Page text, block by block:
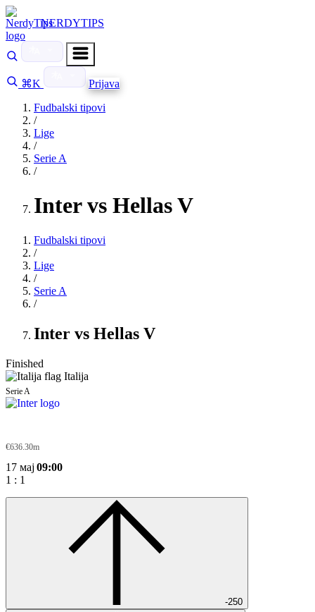
NERDYTIPS
⌘K
Prijava
Fudbalski tipovi
/
Lige
/
Serie A
/
Inter vs Hellas V
Fudbalski tipovi
/
Lige
/
Serie A
/
Inter vs Hellas V
Finished
Italija
Serie A
€636.30m
17 мај 09:00
1 : 1
-250